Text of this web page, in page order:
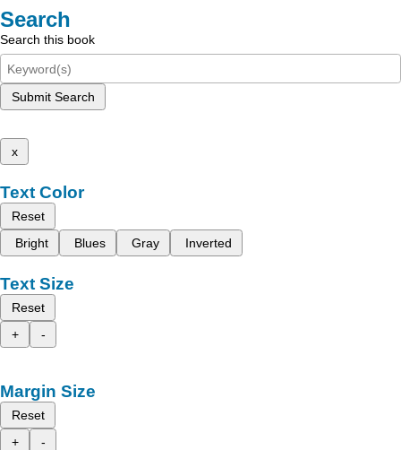
Search
Search this book
Submit Search
x
Text Color
Reset
Bright
Blues Gray Inverted
Text Size
Reset
+
-
Margin Size
Reset
+
-